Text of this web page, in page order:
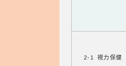
2-1 視力保健